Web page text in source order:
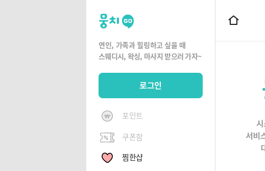
뭉
치
고
연인, 가족과 힐링하고 싶을 때
스웨디시, 왁싱, 마사지 받으러 가자~
로그인
포인트
쿠폰함
찜한샵
홈